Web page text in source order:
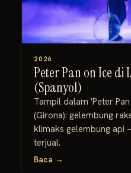
2026
Peter Pan on Ice di
(Spanyol)
Tampil dalam 'Peter
(Girona): gelembung
klimaks gelembung api
terjual.
Baca →